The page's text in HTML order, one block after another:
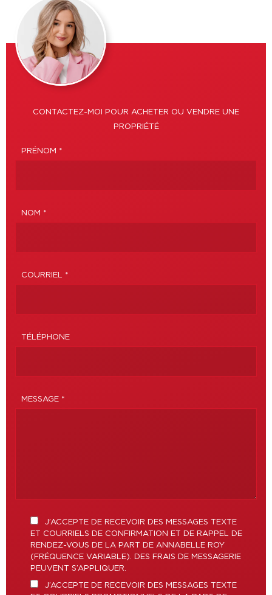
CONTACTEZ-MOI POUR ACHETER OU VENDRE UNE
PROPRIÉTÉ
PRÉNOM *
NOM *
COURRIEL *
TÉLÉPHONE
MESSAGE *
J’ACCEPTE DE RECEVOIR DES MESSAGES TEXTE
ET COURRIELS DE CONFIRMATION ET DE RAPPEL DE
RENDEZ-VOUS DE LA PART DE ANNABELLE ROY
(FRÉQUENCE VARIABLE). DES FRAIS DE MESSAGERIE
PEUVENT S’APPLIQUER.
J’ACCEPTE DE RECEVOIR DES MESSAGES TEXTE